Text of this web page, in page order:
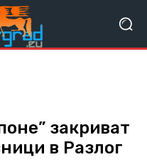
закриват
в Разлог